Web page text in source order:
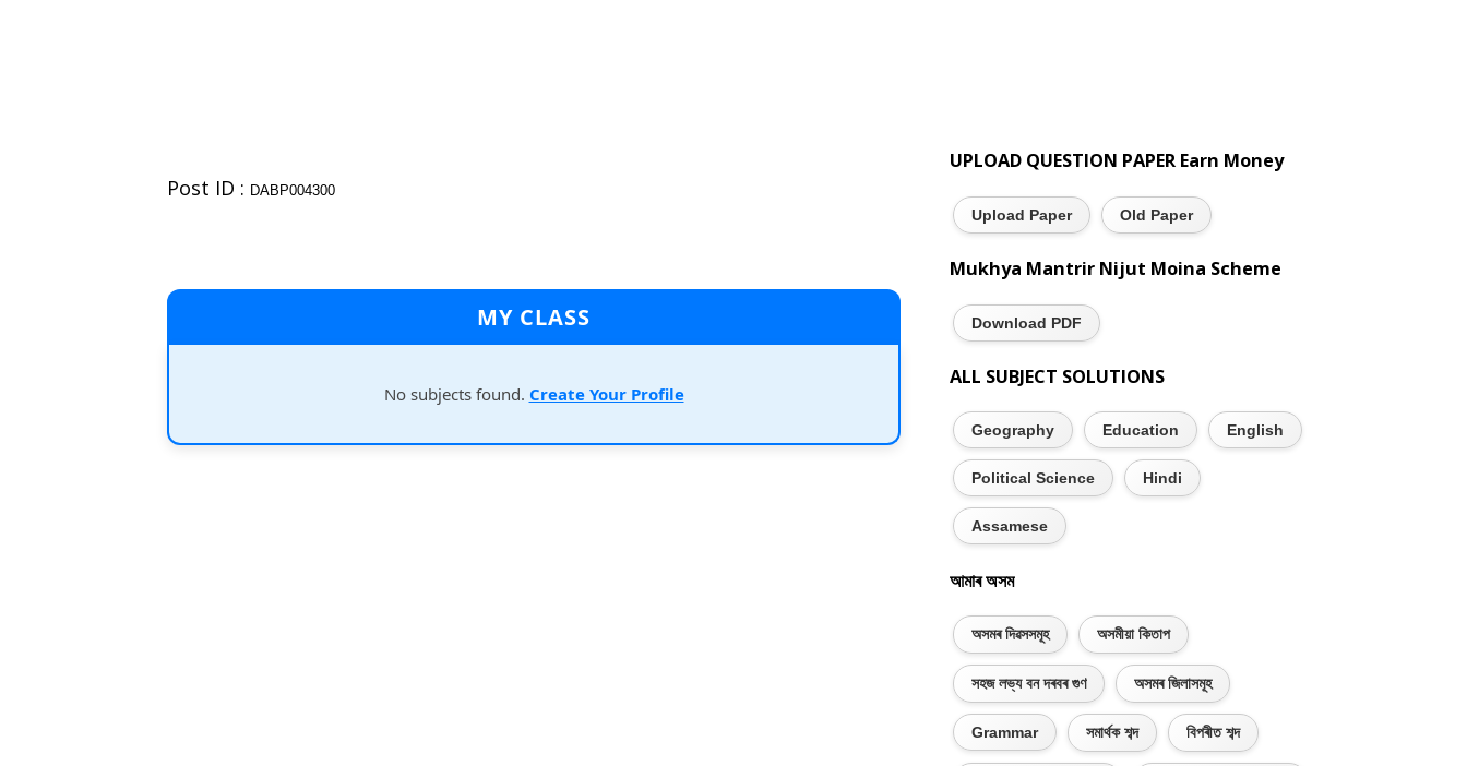
Post ID : DABP004300
MY CLASS
No subjects found. Create Your Profile
UPLOAD QUESTION PAPER Earn Money
Upload Paper Old Paper
Mukhya Mantrir Nijut Moina Scheme
Download PDF
ALL SUBJECT SOLUTIONS
Geography Education English
Political Science Hindi
Assamese
আমাৰ অসম
অসমৰ দিৱসসমূহ অসমীয়া কিতাপ
সহজ লভ্য বন দৰবৰ গুণ অসমৰ জিলাসমূহ
Grammar সমাৰ্থক শব্দ বিপৰীত শব্দ